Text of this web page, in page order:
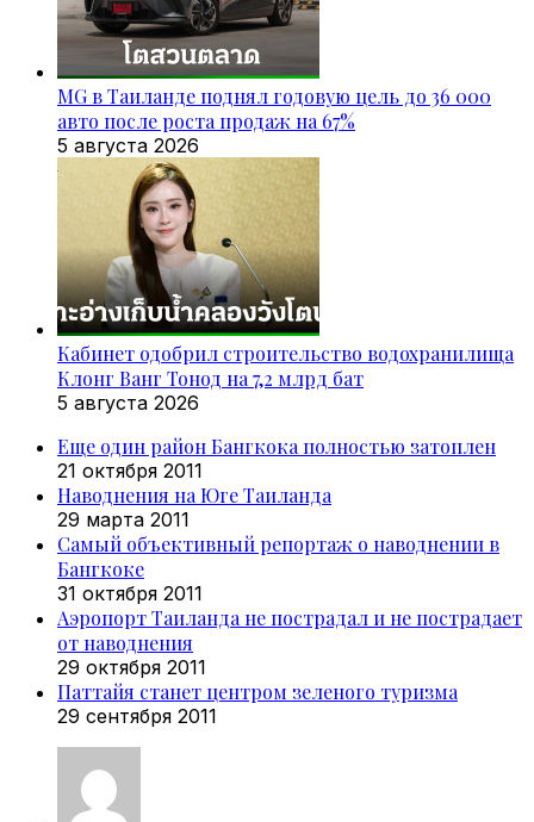
MG в Таиланде поднял годовую цель до 36 000
авто после роста продаж на 67%
5 августа 2026
Кабинет одобрил строительство водохранилища
Клонг Ванг Тонод на 7,2 млрд бат
5 августа 2026
Еще один район Бангкока полностью затоплен
21 октября 2011
Наводнения на Юге Таиланда
29 марта 2011
Самый объективный репортаж о наводнении в
Бангкоке
31 октября 2011
Аэропорт Таиланда не пострадал и не пострадает
от наводнения
29 октября 2011
Паттайя станет центром зеленого туризма
29 сентября 2011